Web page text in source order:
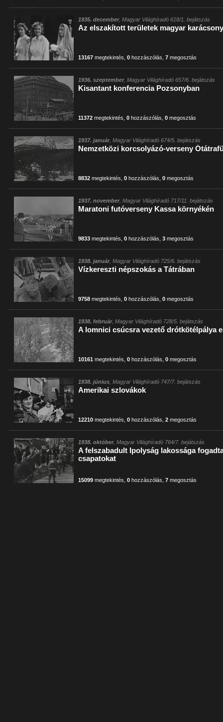
1935. december, Magyar Világhíradó 618/1. bejátszás
Az elszakított területek magyar
13167 megtekintés ,0 hozzászólás ,7 megosztás
1936. szeptember, Magyar Világhíradó 657/6. bejátszás
Kisantant konferencia Pozsonyban
11372 megtekintés ,0 hozzászólás ,0 megosztás
1937. január, Magyar Világhíradó 674/5. bejátszás
Nemzetközi korcsolyázó-verseny
8832 megtekintés ,0 hozzászólás ,0 megosztás
1937. november, Magyar Világhíradó 717/11. bejátszás
Maratoni futóverseny Kassa környékén
9833 megtekintés ,0 hozzászólás ,3 megosztás
1938. január, Magyar Világhíradó 725/6. bejátszás
Vízkereszti népszokás a Tátrában
9758 megtekintés ,0 hozzászólás ,0 megosztás
1938. február, Magyar Világhíradó 728/5. bejátszás
A lomnici csúcsra vezető drótkötélpálya
10161 megtekintés ,0 hozzászólás ,0 megosztás
1938. június , Magyar Világhíradó 747/7. bejátszás
Amerikai szlovákok
12210 megtekintés ,0 hozzászólás ,2 megosztás
1938. október, Magyar Világhíradó 764/7. bejátszás
A felszabadult Ipolyság lakossága
csapatokat
15099 megtekintés ,0 hozzászólás ,7 megosztás